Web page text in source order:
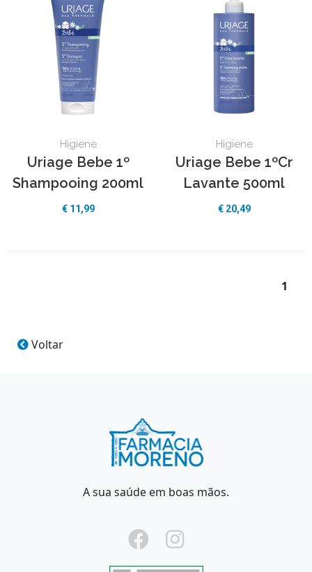
Higiene
Uriage Bebe 1º
Shampooing 200ml
€ 11,99
Higiene
Uriage Bebe 1ºCr
Lavante 500ml
€ 20,49
1
Voltar
A sua saúde em boas mãos.